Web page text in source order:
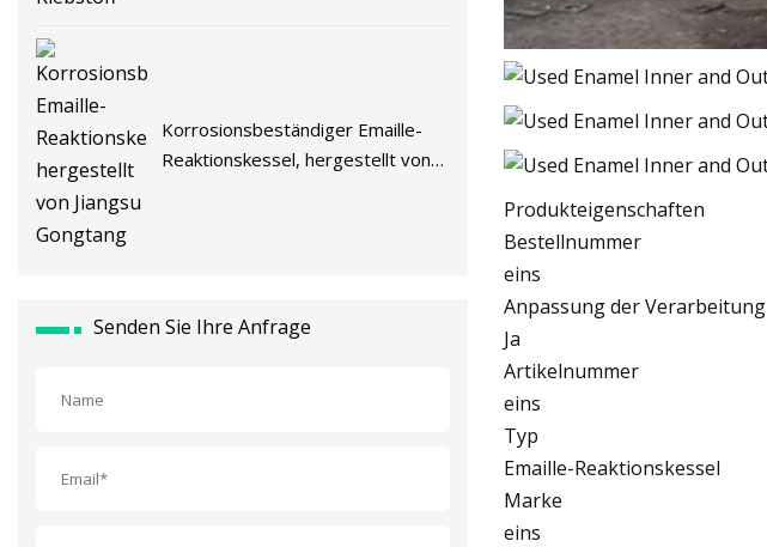
Korrosionsbeständiger Emaille-
Reaktionskessel, hergestellt von
Senden Sie Ihre Anfrage
Produkteigenschaften
Bestellnummer
eins
Anpassung der Verarbeitung
Ja
Artikelnummer
eins
Typ
Emaille-Reaktionskessel
Marke
eins